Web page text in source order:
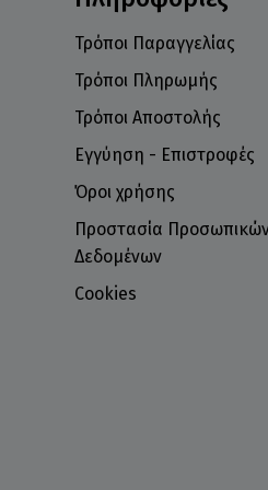
Τρόποι Παραγγελίας
Τρόποι Πληρωμής
Τρόποι Αποστολής
Εγγύηση - Επιστροφές
Όροι χρήσης
Προστασία
Δεδομένων
Cookies